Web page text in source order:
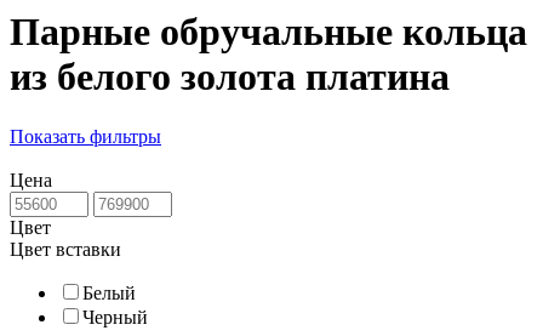
Парные обручальные кольца
из белого золота платина
Показать фильтры
Цена
Цвет
Цвет вставки
Белый
Черный